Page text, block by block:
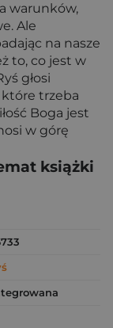
warunków,
Ale
na nasze
to, co jest w
głosi
które trzeba
Boga jest
w górę
książki